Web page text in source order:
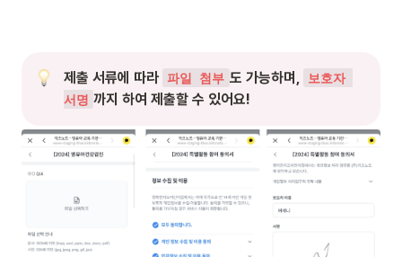
제출 서류에 따라 파일 첨부 도 가능하며,
보호자
서명 까지 하여 제출할 수 있어요!